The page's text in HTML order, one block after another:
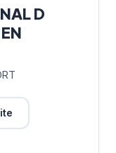
D